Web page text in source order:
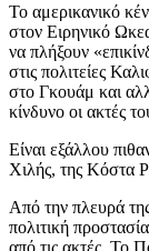
Το αμερικανικό
στον Ειρηνικό
να πλήξουν
στις πολιτείες
στο Γκουάμ και
κίνδυνο οι ακτές
Είναι εξάλλου
Χιλής, της Κόστα
Από την πλευρά
πολιτική
από τις ακτές. Το